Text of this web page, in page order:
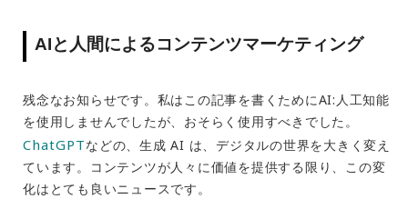
AIと人間によるコンテンツマーケティング
残念なお知らせです。私はこの記事を書くためにAI:人工知能
を使用しませんでしたが、おそらく使用すべきでした。
ChatGPTなどの、生成 AI は、デジタルの世界を大きく変え
ています。コンテンツが人々に価値を提供する限り、この変
化はとても良いニュースです。